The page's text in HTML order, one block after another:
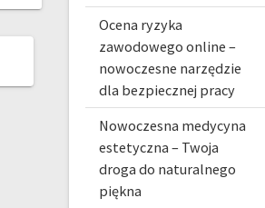
Ocena ryzyka
zawodowego online –
nowoczesne narzędzie
dla bezpiecznej pracy
Nowoczesna medycyna
estetyczna – Twoja
droga do naturalnego
piękna